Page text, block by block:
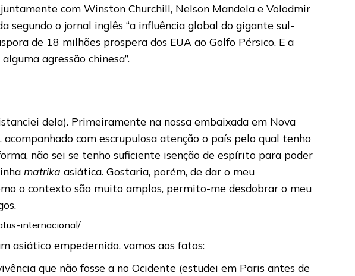
com Winston Churchill, Nelson Mandela e Volodmir
segundo o jornal inglês “a influência global do gigante sul-
de 18 milhões prospera dos EUA ao Golfo Pérsico. E a
agressão chinesa”.
dela). Primeiramente na nossa embaixada em Nova
com escrupulosa atenção o país pelo qual tenho
não sei se tenho suficiente isenção de espírito para poder
matrika asiática. Gostaria, porém, de dar o meu
o contexto são muito amplos, permito-me desdobrar o meu
internacional/
asiático empedernido, vamos aos fatos:
que não fosse a no Ocidente (estudei em Paris antes de